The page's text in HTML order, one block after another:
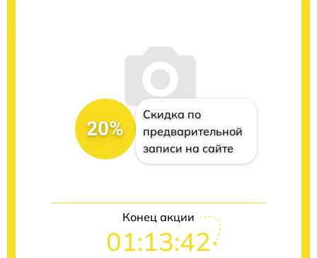
20%
Скидка по
предварительной
записи на сайте
Конец акции
01:13:42